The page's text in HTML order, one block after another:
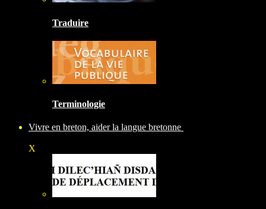
Traduire
Terminologie
Vivre en breton, aider la langue bretonne
X